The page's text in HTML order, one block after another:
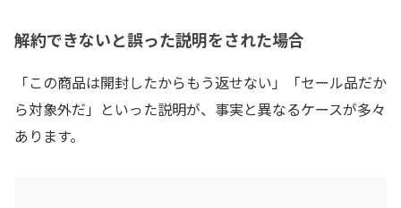
解約できないと誤った説明をされた場合
「この商品は開封したからもう返せない」「セール品だか
ら対象外だ」といった説明が、事実と異なるケースが多々
あります。